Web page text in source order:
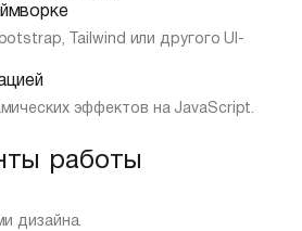
Tailwind или другого UI-
эффектов на JavaScript.
работы
дизайна.